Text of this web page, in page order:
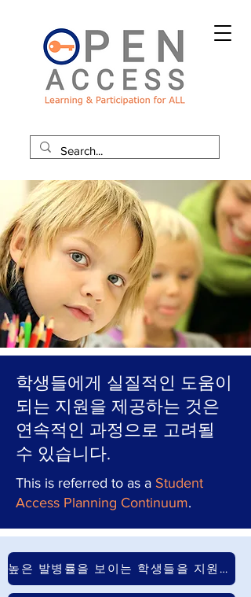
학생들에게 실질적인 도움이
되는 지원을 제공하는 것은
연속적인 과정으로 고려될
수 있습니다.
This is referred to as a Student
Access Planning Continuum.
높은 발병률을 보이는 학생들을 지원하기 위한 현장 기반 역량